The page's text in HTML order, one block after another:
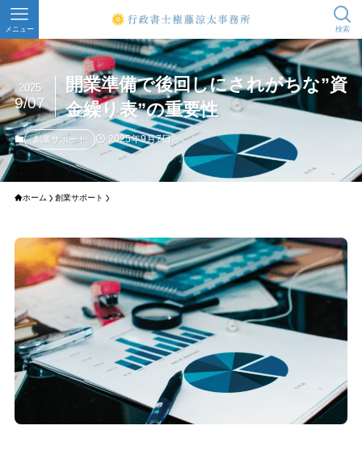
検索
メニュー
開業準備で後回しにされがちな”資
金繰り表”の重要性
2025
9/07
創業サポート 2025年9月7日
ホーム 創業サポート